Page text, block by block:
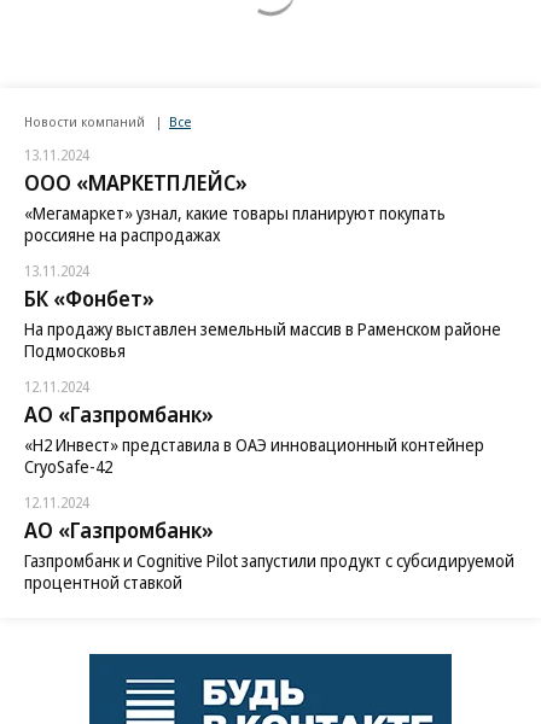
Новости компаний Все
13.11.2024
ООО «МАРКЕТПЛЕЙС»
«Мегамаркет» узнал, какие товары планируют покупать
россияне на распродажах
13.11.2024
БК «Фонбет»
На продажу выставлен земельный массив в Раменском районе
Подмосковья
12.11.2024
АО «Газпромбанк»
«H2 Инвест» представила в ОАЭ инновационный контейнер
CryoSafe-42
12.11.2024
АО «Газпромбанк»
Газпромбанк и Cognitive Pilot запустили продукт с субсидируемой
процентной ставкой